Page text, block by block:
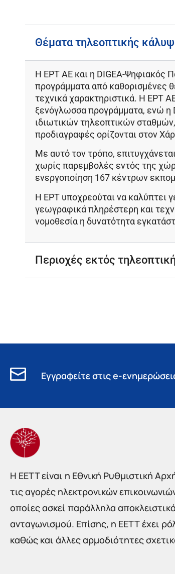
Θέματα τηλεοπτικής
Η ΕΡΤ ΑΕ και η DIGEA-Ψηφιακός
προγράμματα από καθορισμένες
τεχνικά χαρακτηριστικά. Η ΕΡΤ
ξενόγλωσσα προγράμματα, ενώ η
ιδιωτικών τηλεοπτικών
προδιαγραφές ορίζονται στον
Με αυτό τον τρόπο,
χωρίς παρεμβολές εντός της
ενεργοποίηση 167 κέντρων
Η ΕΡΤ υποχρεούται να καλύπτει
γεωγραφικά πληρέστερη και
νομοθεσία η δυνατότητα
Περιοχές εκτός
Εγγραφείτε στις e-
Η EETT είναι η Εθνική Ρυθμιστική
τις αγορές ηλεκτρονικών
οποίες ασκεί παράλληλα
ανταγωνισμού. Επίσης, η ΕΕΤΤ έχει
καθώς και άλλες αρμοδιότητες